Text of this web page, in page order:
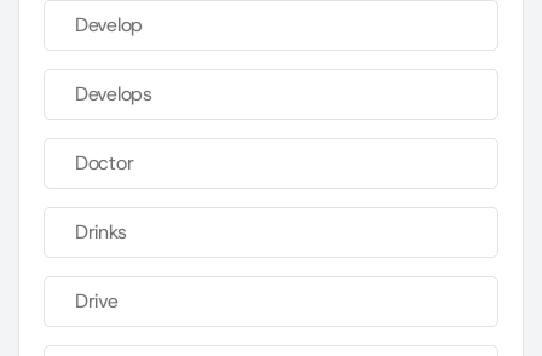
Develop
Develops
Doctor
Drinks
Drive